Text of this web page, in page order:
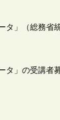
」（総務省統
タ」の受講者